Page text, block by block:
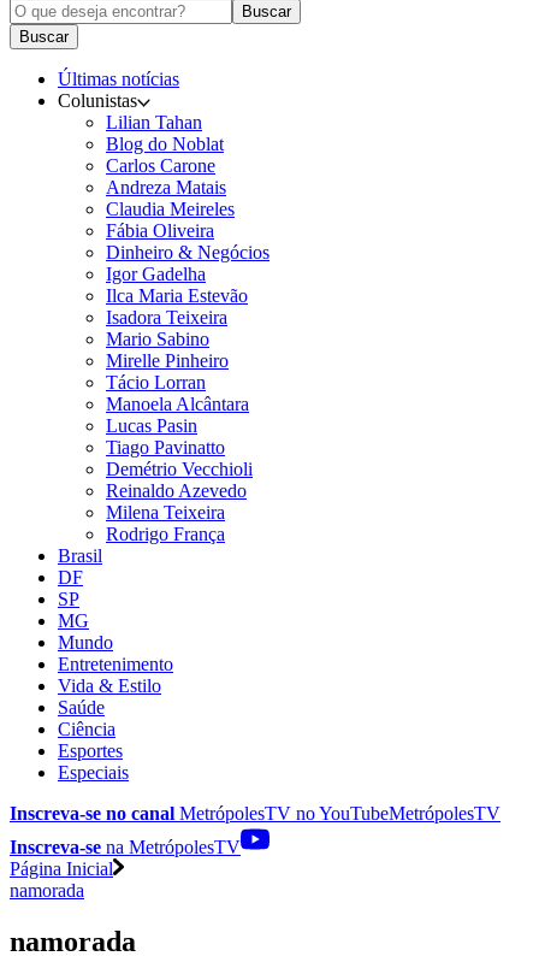
Buscar
Buscar
Últimas notícias
Colunistas
Lilian Tahan
Blog do Noblat
Carlos Carone
Andreza Matais
Claudia Meireles
Fábia Oliveira
Dinheiro & Negócios
Igor Gadelha
Ilca Maria Estevão
Isadora Teixeira
Mario Sabino
Mirelle Pinheiro
Tácio Lorran
Manoela Alcântara
Lucas Pasin
Tiago Pavinatto
Demétrio Vecchioli
Reinaldo Azevedo
Milena Teixeira
Rodrigo França
Brasil
DF
SP
MG
Mundo
Entretenimento
Vida & Estilo
Saúde
Ciência
Esportes
Especiais
Inscreva-se no canal MetrópolesTV noYouTubeMetrópolesTV
Inscreva-se na MetrópolesTV
Página Inicial
namorada
namorada